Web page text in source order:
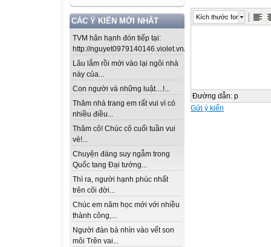
CÁC Ý KIẾN MỚI NHẤT
TVM hân hạnh đón tiếp tại:
http://nguyet0979140146.violet.vn/...
Lâu lắm rồi mới vào lại ngôi nhà
này của...
Con người và những luật....!...
Thăm nhà trang em rất vui vì có
nhiều điều...
Thăm cô! Chúc cô cuối tuần vui
vẻ!...
Chuyện đáng suy ngẫm trong
Quốc tang Đại tướng...
Thì ra, người hạnh phúc nhất
trên cõi đời...
Chúc em năm học mới với nhiều
thành công,...
Người đàn bà nhìn vào vết son
môi Trên vai...
Kích thước font
Đường dẫn: p
Gửi ý kiến